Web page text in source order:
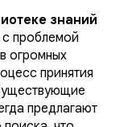
знаний
с проблемой
огромных
принятия
предлагают